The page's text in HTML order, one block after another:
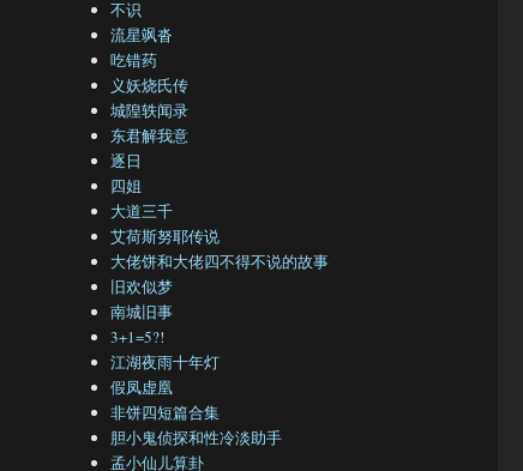
不识
流星飒沓
吃错药
义妖烧氏传
城隍轶闻录
东君解我意
逐日
四姐
大道三千
艾荷斯努耶传说
大佬饼和大佬四不得不说的故事
旧欢似梦
南城旧事
3+1=5?!
江湖夜雨十年灯
假凤虚凰
非饼四短篇合集
胆小鬼侦探和性冷淡助手
孟小仙儿算卦